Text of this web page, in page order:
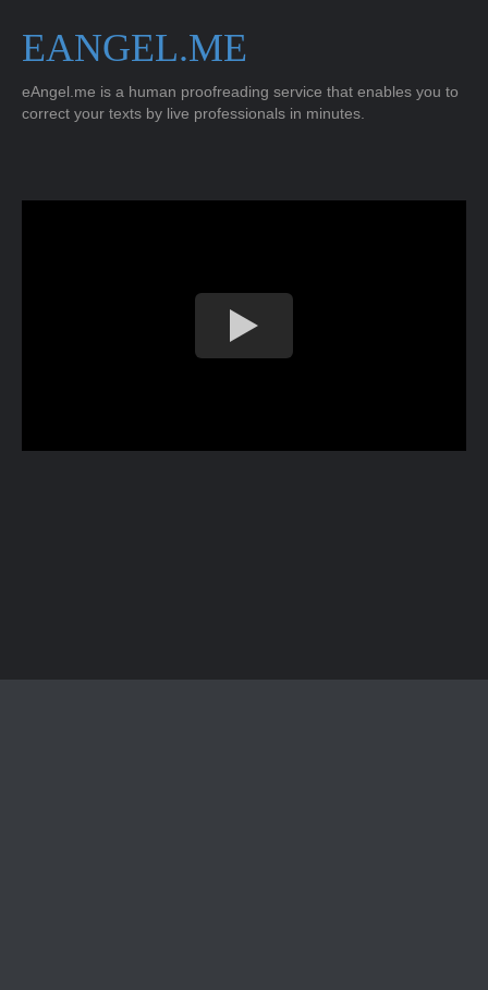
EANGEL.ME
eAngel.me is a human proofreading service that enables you to
correct your texts by live professionals in minutes.